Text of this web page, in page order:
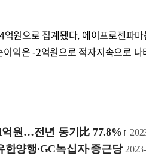
원으로 집계됐다. 에이프로젠파
익은 -2억원으로 적자지속으로 나
원…전년 동기比 77.8%↑
양행∙GC녹십자∙종근당